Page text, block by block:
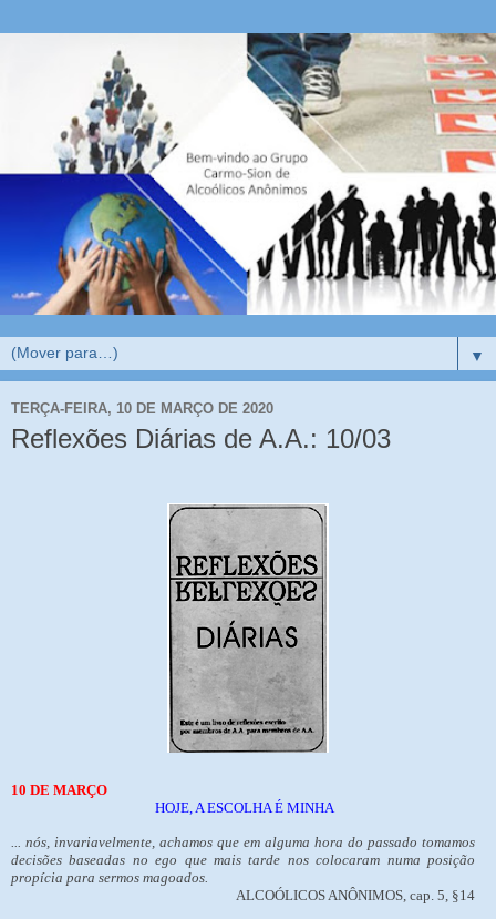
▼
TERÇA-FEIRA, 10 DE MARÇO DE 2020
Reflexões Diárias de A.A.: 10/03
10 DE MARÇO
HOJE, A ESCOLHA É MINHA
... nós, invariavelmente, achamos que em alguma hora do passado tomamos
decisões baseadas no ego que mais tarde nos colocaram numa posição
propícia para sermos magoados.
ALCOÓLICOS ANÔNIMOS, cap. 5, §14